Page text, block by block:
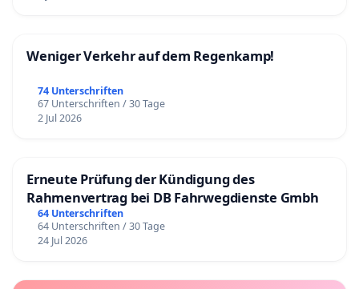
Weniger Verkehr auf dem Regenkamp!
74 Unterschriften
67 Unterschriften / 30 Tage
2 Jul 2026
Erneute Prüfung der Kündigung des
Rahmenvertrag bei DB Fahrwegdienste Gmbh
64 Unterschriften
64 Unterschriften / 30 Tage
24 Jul 2026